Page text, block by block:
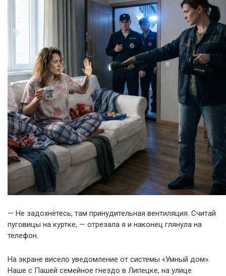
— Не задохнётесь, там принудительная вентиляция. Считай
пуговицы на куртке, — отрезала я и наконец глянула на
телефон.
На экране висело уведомление от системы «Умный дом».
Наше с Пашей семейное гнездо в Липецке, на улице